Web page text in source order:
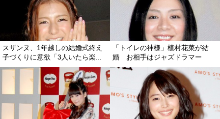
スザンヌ、1年越しの結婚式終え
子づくりに意欲「3人いたら楽...
「トイレの神様」植村花菜が結
婚 お相手はジャズドラマー